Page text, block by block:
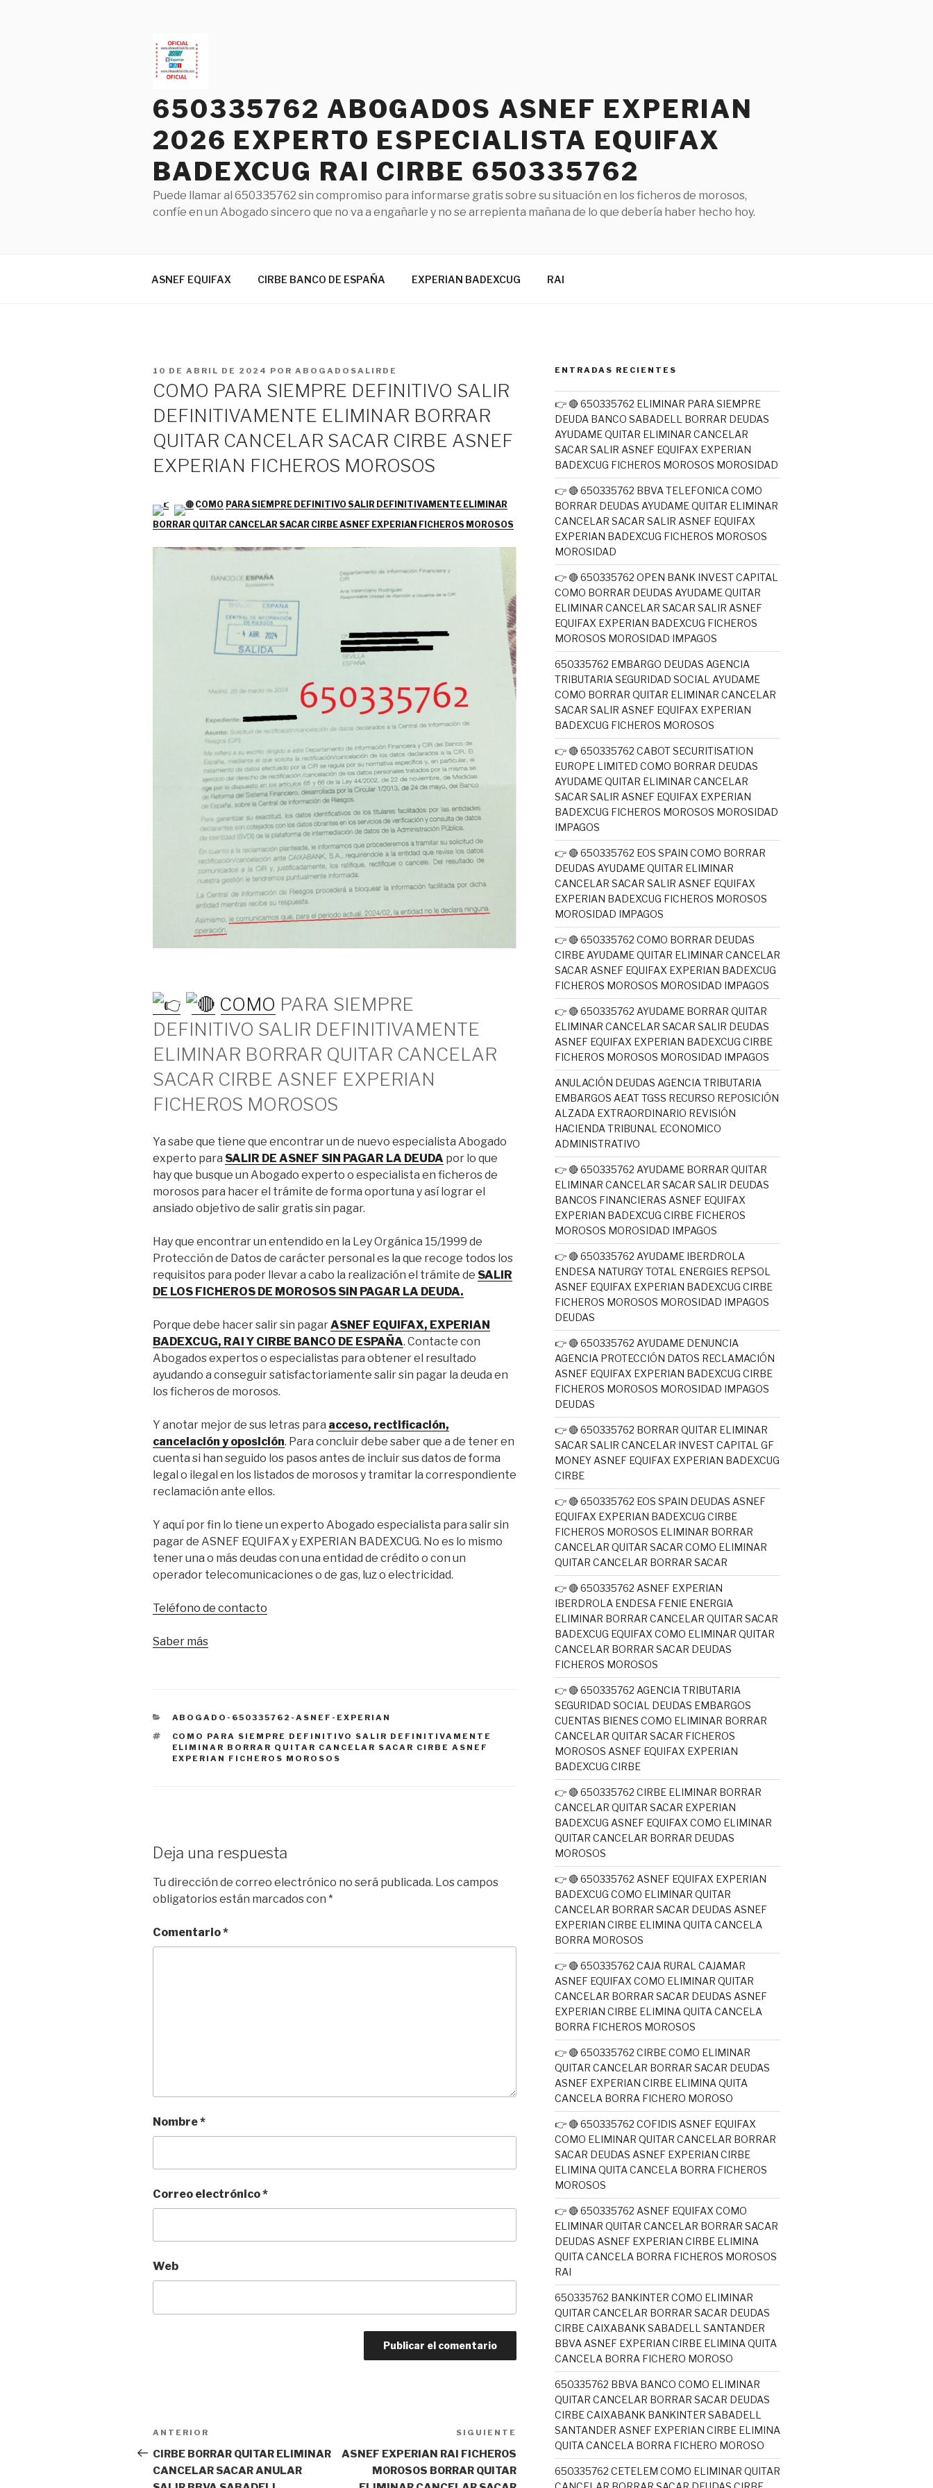
650335762 ABOGADOS ASNEF EXPERIAN
2026 EXPERTO ESPECIALISTA EQUIFAX
BADEXCUG RAI CIRBE 650335762
Puede llamar al 650335762 sin compromiso para informarse gratis sobre su situación en los ficheros de morosos,
confíe en un Abogado sincero que no va a engañarle y no se arrepienta mañana de lo que debería haber hecho hoy.
ASNEF EQUIFAX CIRBE BANCO DE ESPAÑA EXPERIAN BADEXCUG RAI
PUBLICADO
10 DE ABRIL DE 2024 POR ABOGADOSALIRDE
COMO PARA SIEMPRE DEFINITIVO SALIR
DEFINITIVAMENTE ELIMINAR BORRAR
QUITAR CANCELAR SACAR CIRBE ASNEF
EXPERIAN FICHEROS MOROSOS
COMO PARA SIEMPRE DEFINITIVO SALIR DEFINITIVAMENTE ELIMINAR
BORRAR QUITAR CANCELAR SACAR CIRBE ASNEF EXPERIAN FICHEROS MOROSOS
COMO PARA SIEMPRE
DEFINITIVO SALIR DEFINITIVAMENTE
ELIMINAR BORRAR QUITAR CANCELAR
SACAR CIRBE ASNEF EXPERIAN
FICHEROS MOROSOS
Ya sabe que tiene que encontrar un de nuevo especialista Abogado
experto para SALIR DE ASNEF SIN PAGAR LA DEUDA por lo que
hay que busque un Abogado experto o especialista en ficheros de
morosos para hacer el trámite de forma oportuna y así lograr el
ansiado objetivo de salir gratis sin pagar.
Hay que encontrar un entendido en la Ley Orgánica 15/1999 de
Protección de Datos de carácter personal es la que recoge todos los
requisitos para poder llevar a cabo la realización el trámite de SALIR
DE LOS FICHEROS DE MOROSOS SIN PAGAR LA DEUDA.
Porque debe hacer salir sin pagarASNEF EQUIFAX, EXPERIAN
BADEXCUG, RAI Y CIRBE BANCO DE ESPAÑA. Contacte con
Abogados expertos o especialistas para obtener el resultado
ayudando a conseguir satisfactoriamente salir sin pagar la deuda en
los ficheros de morosos.
Y anotar mejor de sus letras para acceso, rectificación,
cancelación y oposición. Para concluir debe saber que a de tener en
cuenta si han seguido los pasos antes de incluir sus datos de forma
legal o ilegal en los listados de morosos y tramitar la correspondiente
reclamación ante ellos.
Y aquí por fin lo tiene un experto Abogado especialista para salir sin
pagar de ASNEF EQUIFAX y EXPERIAN BADEXCUG. No es lo mismo
tener una o más deudas con una entidad de crédito o con un
operador telecomunicaciones o de gas, luz o electricidad.
Teléfono de contacto
Saber más
CATEGORÍAS
ABOGADO-650335762-ASNEF-EXPERIAN
ETIQUETAS
COMO PARA SIEMPRE DEFINITIVO SALIR DEFINITIVAMENTE
ELIMINAR BORRAR QUITAR CANCELAR SACAR CIRBE ASNEF
EXPERIAN FICHEROS MOROSOS
Deja una respuesta
Tu dirección de correo electrónico no será publicada. Los campos
obligatorios están marcados con *
Comentario*
Nombre*
Correo electrónico*
Web
Navegación
de
entradas
Entrada
anterior:
ANTERIOR
CIRBE BORRAR QUITAR ELIMINAR
CANCELAR SACAR ANULAR
Siguiente
entrada
SIGUIENTE
ASNEF EXPERIAN RAI FICHEROS
MOROSOS BORRAR QUITAR
ENTRADAS RECIENTES
👉 🔴 650335762 ELIMINAR PARA SIEMPRE
DEUDA BANCO SABADELL BORRAR DEUDAS
AYUDAME QUITAR ELIMINAR CANCELAR
SACAR SALIR ASNEF EQUIFAX EXPERIAN
BADEXCUG FICHEROS MOROSOS MOROSIDAD
👉 🔴 650335762 BBVA TELEFONICA COMO
BORRAR DEUDAS AYUDAME QUITAR ELIMINAR
CANCELAR SACAR SALIR ASNEF EQUIFAX
EXPERIAN BADEXCUG FICHEROS MOROSOS
MOROSIDAD
👉 🔴 650335762 OPEN BANK INVEST CAPITAL
COMO BORRAR DEUDAS AYUDAME QUITAR
ELIMINAR CANCELAR SACAR SALIR ASNEF
EQUIFAX EXPERIAN BADEXCUG FICHEROS
MOROSOS MOROSIDAD IMPAGOS
650335762 EMBARGO DEUDAS AGENCIA
TRIBUTARIA SEGURIDAD SOCIAL AYUDAME
COMO BORRAR QUITAR ELIMINAR CANCELAR
SACAR SALIR ASNEF EQUIFAX EXPERIAN
BADEXCUG FICHEROS MOROSOS
👉 🔴 650335762 CABOT SECURITISATION
EUROPE LIMITED COMO BORRAR DEUDAS
AYUDAME QUITAR ELIMINAR CANCELAR
SACAR SALIR ASNEF EQUIFAX EXPERIAN
BADEXCUG FICHEROS MOROSOS MOROSIDAD
IMPAGOS
👉 🔴 650335762 EOS SPAIN COMO BORRAR
DEUDAS AYUDAME QUITAR ELIMINAR
CANCELAR SACAR SALIR ASNEF EQUIFAX
EXPERIAN BADEXCUG FICHEROS MOROSOS
MOROSIDAD IMPAGOS
👉 🔴 650335762 COMO BORRAR DEUDAS
CIRBE AYUDAME QUITAR ELIMINAR CANCELAR
SACAR ASNEF EQUIFAX EXPERIAN BADEXCUG
FICHEROS MOROSOS MOROSIDAD IMPAGOS
👉 🔴 650335762 AYUDAME BORRAR QUITAR
ELIMINAR CANCELAR SACAR SALIR DEUDAS
ASNEF EQUIFAX EXPERIAN BADEXCUG CIRBE
FICHEROS MOROSOS MOROSIDAD IMPAGOS
ANULACIÓN DEUDAS AGENCIA TRIBUTARIA
EMBARGOS AEAT TGSS RECURSO REPOSICIÓN
ALZADA EXTRAORDINARIO REVISIÓN
HACIENDA TRIBUNAL ECONOMICO
ADMINISTRATIVO
👉 🔴 650335762 AYUDAME BORRAR QUITAR
ELIMINAR CANCELAR SACAR SALIR DEUDAS
BANCOS FINANCIERAS ASNEF EQUIFAX
EXPERIAN BADEXCUG CIRBE FICHEROS
MOROSOS MOROSIDAD IMPAGOS
👉 🔴 650335762 AYUDAME IBERDROLA
ENDESA NATURGY TOTAL ENERGIES REPSOL
ASNEF EQUIFAX EXPERIAN BADEXCUG CIRBE
FICHEROS MOROSOS MOROSIDAD IMPAGOS
DEUDAS
👉 🔴 650335762 AYUDAME DENUNCIA
AGENCIA PROTECCIÓN DATOS RECLAMACIÓN
ASNEF EQUIFAX EXPERIAN BADEXCUG CIRBE
FICHEROS MOROSOS MOROSIDAD IMPAGOS
DEUDAS
👉 🔴 650335762 BORRAR QUITAR ELIMINAR
SACAR SALIR CANCELAR INVEST CAPITAL GF
MONEY ASNEF EQUIFAX EXPERIAN BADEXCUG
CIRBE
👉 🔴 650335762 EOS SPAIN DEUDAS ASNEF
EQUIFAX EXPERIAN BADEXCUG CIRBE
FICHEROS MOROSOS ELIMINAR BORRAR
CANCELAR QUITAR SACAR COMO ELIMINAR
QUITAR CANCELAR BORRAR SACAR
👉 🔴 650335762 ASNEF EXPERIAN
IBERDROLA ENDESA FENIE ENERGIA
ELIMINAR BORRAR CANCELAR QUITAR SACAR
BADEXCUG EQUIFAX COMO ELIMINAR QUITAR
CANCELAR BORRAR SACAR DEUDAS
FICHEROS MOROSOS
👉 🔴 650335762 AGENCIA TRIBUTARIA
SEGURIDAD SOCIAL DEUDAS EMBARGOS
CUENTAS BIENES COMO ELIMINAR BORRAR
CANCELAR QUITAR SACAR FICHEROS
MOROSOS ASNEF EQUIFAX EXPERIAN
BADEXCUG CIRBE
👉 🔴 650335762 CIRBE ELIMINAR BORRAR
CANCELAR QUITAR SACAR EXPERIAN
BADEXCUG ASNEF EQUIFAX COMO ELIMINAR
QUITAR CANCELAR BORRAR DEUDAS
MOROSOS
👉 🔴 650335762 ASNEF EQUIFAX EXPERIAN
BADEXCUG COMO ELIMINAR QUITAR
CANCELAR BORRAR SACAR DEUDAS ASNEF
EXPERIAN CIRBE ELIMINA QUITA CANCELA
BORRA MOROSOS
👉 🔴 650335762 CAJA RURAL CAJAMAR
ASNEF EQUIFAX COMO ELIMINAR QUITAR
CANCELAR BORRAR SACAR DEUDAS ASNEF
EXPERIAN CIRBE ELIMINA QUITA CANCELA
BORRA FICHEROS MOROSOS
👉 🔴 650335762 CIRBE COMO ELIMINAR
QUITAR CANCELAR BORRAR SACAR DEUDAS
ASNEF EXPERIAN CIRBE ELIMINA QUITA
CANCELA BORRA FICHERO MOROSO
👉 🔴 650335762 COFIDIS ASNEF EQUIFAX
COMO ELIMINAR QUITAR CANCELAR BORRAR
SACAR DEUDAS ASNEF EXPERIAN CIRBE
ELIMINA QUITA CANCELA BORRA FICHEROS
MOROSOS
👉 🔴 650335762 ASNEF EQUIFAX COMO
ELIMINAR QUITAR CANCELAR BORRAR SACAR
DEUDAS ASNEF EXPERIAN CIRBE ELIMINA
QUITA CANCELA BORRA FICHEROS MOROSOS
RAI
650335762 BANKINTER COMO ELIMINAR
QUITAR CANCELAR BORRAR SACAR DEUDAS
CIRBE CAIXABANK SABADELL SANTANDER
BBVA ASNEF EXPERIAN CIRBE ELIMINA QUITA
CANCELA BORRA FICHERO MOROSO
650335762 BBVA BANCO COMO ELIMINAR
QUITAR CANCELAR BORRAR SACAR DEUDAS
CIRBE CAIXABANK BANKINTER SABADELL
SANTANDER ASNEF EXPERIAN CIRBE ELIMINA
QUITA CANCELA BORRA FICHERO MOROSO
650335762 CETELEM COMO ELIMINAR QUITAR